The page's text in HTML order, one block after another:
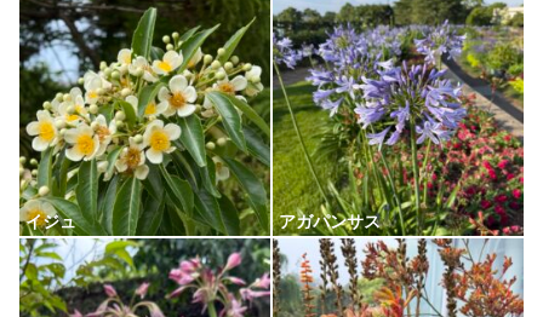
イジュ アガパンサス